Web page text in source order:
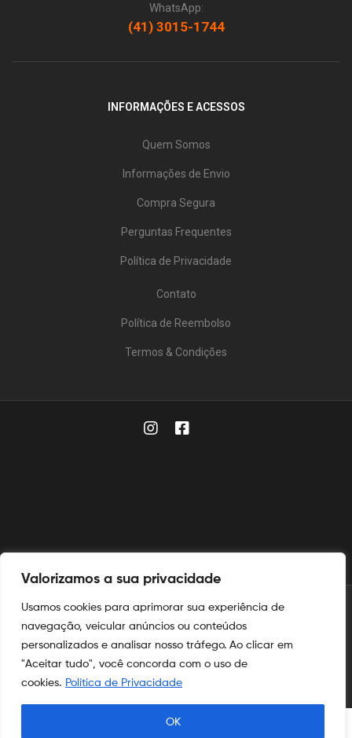
Valorizamos a sua privacidade
Usamos cookies para aprimorar sua experiência de
navegação, veicular anúncios ou conteúdos
personalizados e analisar nosso tráfego. Ao clicar em
"Aceitar tudo", você concorda com o uso de
cookies. Política de Privacidade
OK
WhatsApp:
(41) 3015-1744
INFORMAÇÕES E ACESSOS
Quem Somos
Informações de Envio
Compra Segura
Perguntas Frequentes
Política de Privacidade
Contato
Política de Reembolso
Termos & Condições
Aymoré FogoseAymoré Armassão marcas registradas no
nos termos das leis de propriedade intelectual e industrial.